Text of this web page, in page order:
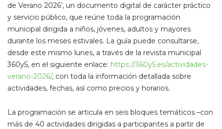
de Verano 2026’, un documento digital de carácter práctico
y servicio público, que reúne toda la programación
municipal dirigida a niños, jóvenes, adultos y mayores
durante los meses estivales. La guía puede consultarse,
desde este mismo lunes, a través de la revista municipal
360y5, en el siguiente enlace: https://360y5.es/actividades-
verano-2026/, con toda la información detallada sobre
actividades, fechas, así como precios y horarios.
La programación se articula en seis bloques temáticos –con
más de 40 actividades dirigidas a participantes a partir de